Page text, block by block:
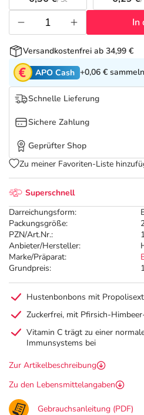
Tierapotheke
Vitamine & Mineralstoffe
Marken
Salus Deals
Superschnell
Darreichungsform:
Packungsgröße:
PZN/Art.Nr.:
Anbieter/Hersteller:
Marke/Präparat:
Grundpreis:
In
Versandkostenfrei ab 34,99 €
APO Cash +0,06 € sammeln
Schnelle Lieferung
Sichere Zahlung
Geprüfter Shop
Zu meiner Favoriten-Liste
Hustenbonbons mit
Zuckerfrei, mit Pfirsich-
Vitamin C trägt zu einer
Immunsystems bei
Zur Artikelbeschreibung
Zu den Lebensmittelangaben
Gebrauchsanleitung (PDF)